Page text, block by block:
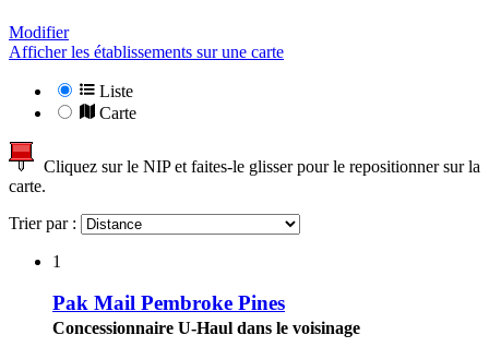
Modifier
Afficher les établissements sur une carte
Liste
Carte
Cliquez sur le NIP et faites-le glisser pour le repositionner sur la
carte.
Trier par :
1
Pak Mail Pembroke Pines
Concessionnaire U-Haul dans le voisinage